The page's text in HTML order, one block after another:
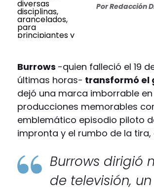
PorRedacción
Burrows -quien falleció el 19
últimas horas- transformó el
dejó una marca imborrable
producciones memorables
emblemático episodio piloto
impronta y el rumbo de la
Burrows dirigió
de televisión,